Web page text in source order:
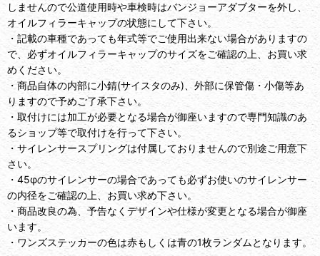
しませんので公道使用時や車検時はバンジョーアダブターを外し、
オイルフィラーキャップの状態にして下さい。
・記載の車種であっても年式等でご使用出来ない場合がありますの
で、必ずオイルフィラーキャップのサイズをご確認の上、お買い求
めください。
・商品自体の内部に小錆(サイスタのみ)、外部に保管傷・小傷等あ
りますので予めご了承下さい。
・取付けには加工が必要となる場合が御座いますので専門知識のあ
るショップ等で取付けを行って下さい。
・サイレンサースプリングは付属しておりませんので別途ご用意下
さい。
・45φのサイレンサーの場合であっても必ずお使いのサイレンサー
の内径をご確認の上、お買い求め下さい。
・商品改良の為、予告なくデザインや仕様が変更となる場合が御座
います。
・ワンズステッカーの色は赤もしくは青の1枚ランダムとなります。